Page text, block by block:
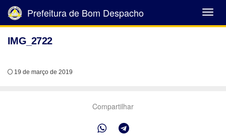
Abrir
Menu
Prefeitura de Bom Despacho
IMG_2722
19 de março de 2019
Compartilhar